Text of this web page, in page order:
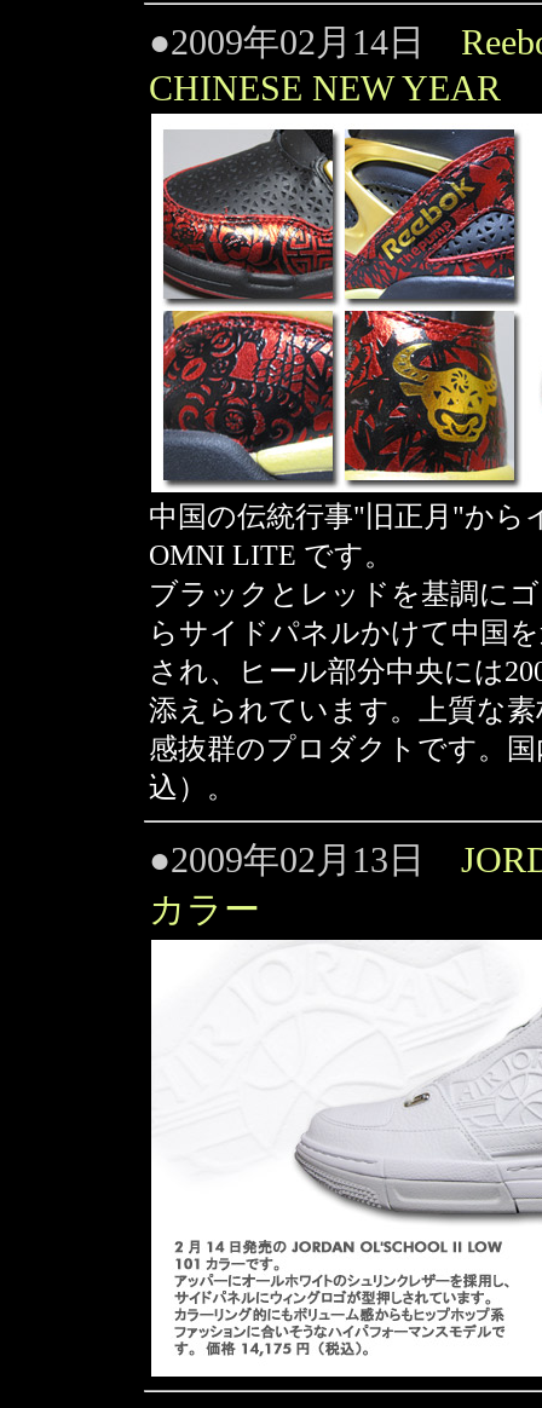
●2009年02月14日
CHINESE NEW YEAR
中国の伝統行事"旧正月"から
OMNI LITE です。
ブラックとレッドを基調に
らサイドパネルかけて中国
され、ヒール部分中央には
添えられています。上質な
感抜群のプロダクトです。国
込）。
●2009年02月13日
カラー